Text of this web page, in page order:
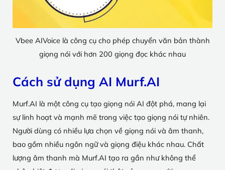
Vbee AIVoice là công cụ cho phép chuyển văn bản thành
giọng nói với hơn 200 giọng đọc khác nhau
Cách sử dụng AI Murf.AI
Murf.AI là một công cụ tạo giọng nói AI đột phá, mang lại
sự linh hoạt và mạnh mẽ trong việc tạo giọng nói tự nhiên.
Người dùng có nhiều lựa chọn về giọng nói và âm thanh,
bao gồm nhiều ngôn ngữ và giọng điệu khác nhau. Chất
lượng âm thanh mà Murf.AI tạo ra gần như không thể